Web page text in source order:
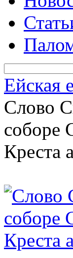
Ейская
Слово
соборе
Креста